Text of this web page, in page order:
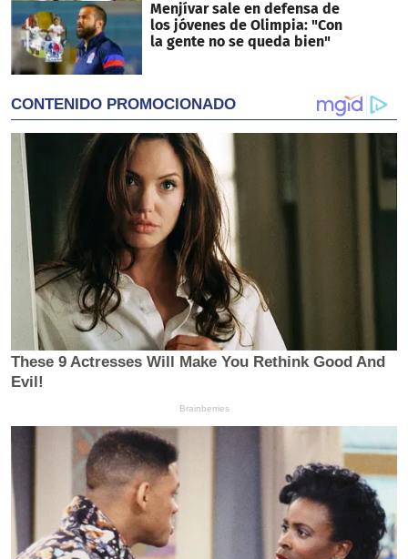
Menjívar sale en defensa de
los jóvenes de Olimpia: "Con
la gente no se queda bien"